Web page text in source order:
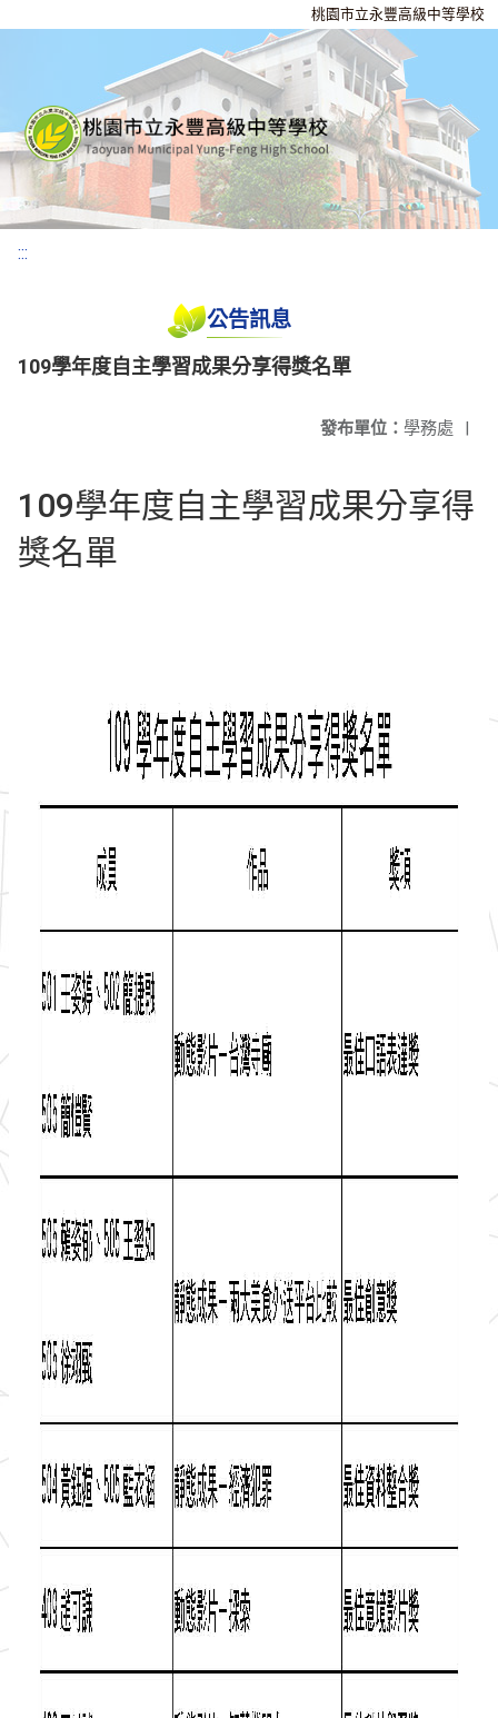
桃園市立永豐高級中等學校
:::
公告訊息
109學年度自主學習成果分享得獎名單
發布單位： 學務處 |
109學年度自主學習成果分享得
獎名單